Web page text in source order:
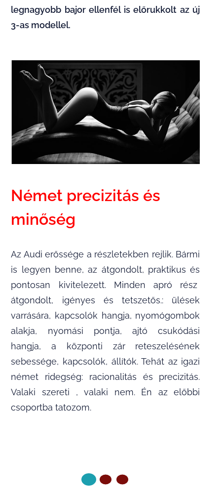
legnagyobb bajor ellenfél is előrukkolt az új
3-as modellel.
Német precizitás és
minőség
Az Audi erőssége a részletekben rejlik. Bármi
is legyen benne, az átgondolt, praktikus és
pontosan kivitelezett. Minden apró rész
átgondolt, igényes és tetszetős.: ülések
varrására, kapcsolók hangja, nyomógombok
alakja, nyomási pontja, ajtó csukódási
hangja, a központi zár reteszelésének
sebessége, kapcsolók, állítók. Tehát az igazi
német ridegség: racionalitás és precizitás.
Valaki szereti , valaki nem. Én az előbbi
csoportba tatozom.